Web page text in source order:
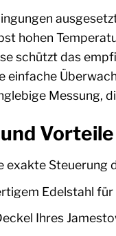
hohen
schützt das
einfache
Messung,
Steuerung
Edelstahl
Ihres